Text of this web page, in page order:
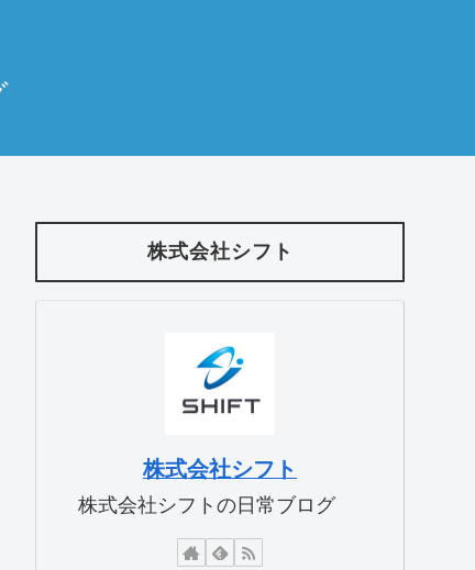
株式会社シフト
株式会社シフト
株式会社シフトの日常ブログ